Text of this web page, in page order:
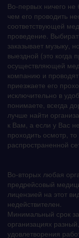
Во-первых ничего не
чем его проводить
соответствующей
проведение.
заказывает музыку,
выездной (это когда
осуществляющей
компанию и
приезжаете его
исключительно в
понимаете, всегда
лучше найти
к Вам, а если у Вас
проходить осмотр,
распространенной
Во-вторых любая
предрейсовый
лицензией на этот
недействителен.
Минимальный срок
организациях
удовлетворения